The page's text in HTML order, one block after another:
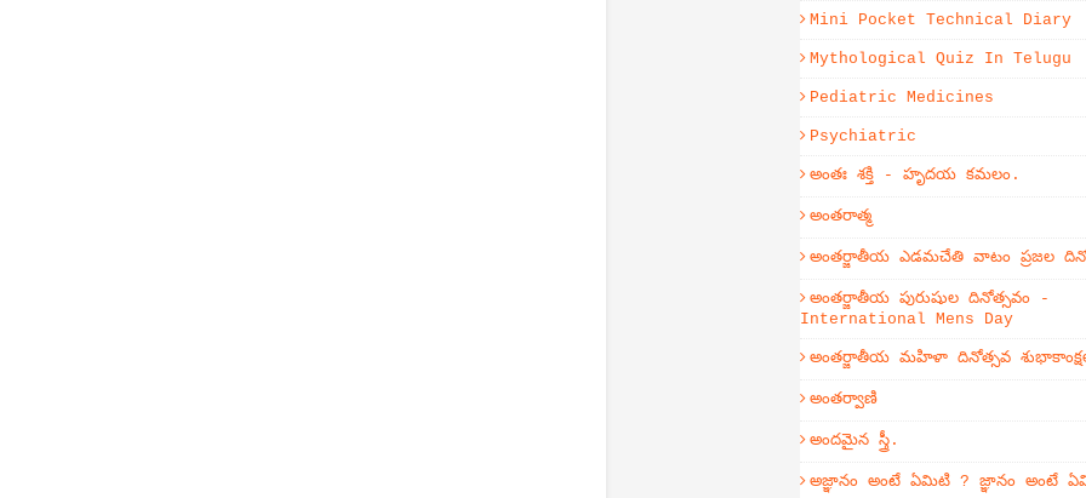
Mini Pocket Technical Diary
Mythological Quiz In Telugu
Pediatric Medicines
Psychiatric
అంతః శక్తి - హృదయ కమలం.
అంతరాత్మ
అంతర్జాతీయ ఎడమచేతి వాటం ప్రజల
అంతర్జాతీయ పురుషుల దినోత్సవం -
International Mens Day
అంతర్జాతీయ మహిళా దినోత్సవ
అంతర్వాణి
అందమైన స్త్రీ.
అజ్ఞానం అంటే ఏమిటి ? జ్ఞానం అంటే